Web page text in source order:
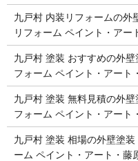
九戸村 内装リフォームの外
リフォーム ペイント・アー
九戸村 塗装 おすすめの外
フォーム ペイント・アート
九戸村 塗装 無料見積の外
フォーム ペイント・アート
九戸村 塗装 相場の外壁塗
ーム ペイント・アート・藤